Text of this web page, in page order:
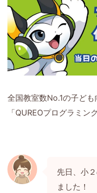
全国教室数No.1の子ど
「QUREOプログラミン
先日、小
ました！